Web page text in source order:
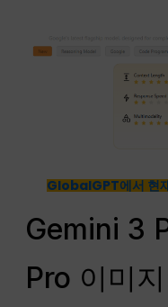
GlobalGPT에서 현
Gemini 3
Pro 이미